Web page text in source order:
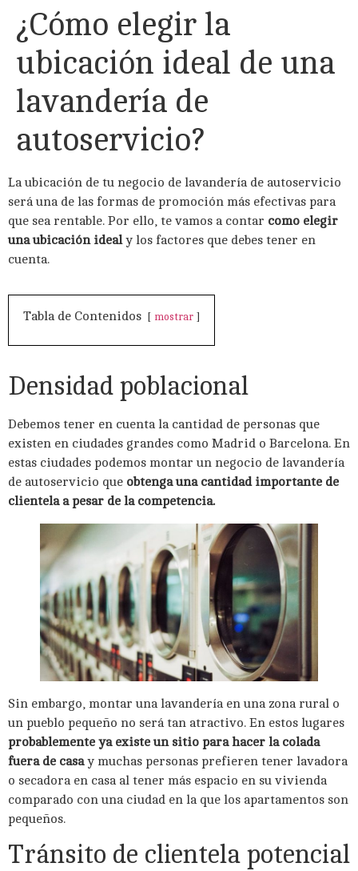
¿Cómo elegir la
ubicación ideal de una
lavandería de
autoservicio?
La ubicación de tu negocio de lavandería de autoservicio
será una de las formas de promoción más efectivas para
que sea rentable. Por ello, te vamos a contar como elegir
una ubicación idealy los factores que debes tener en
cuenta.
Tabla de Contenidos mostrar
Densidad poblacional
Debemos tener en cuenta la cantidad de personas que
existen en ciudades grandes como Madrid o Barcelona. En
estas ciudades podemos montar un negocio de lavandería
de autoservicio que obtenga una cantidad importante de
clientela a pesar de la competencia.
Sin embargo, montar una lavandería en una zona rural o
un pueblo pequeño no será tan atractivo. En estos lugares
probablemente ya existe un sitio para hacer la colada
fuera de casay muchas personas prefieren tener lavadora
o secadora en casa al tener más espacio en su vivienda
comparado con una ciudad en la que los apartamentos son
pequeños.
Tránsito de clientela potencial